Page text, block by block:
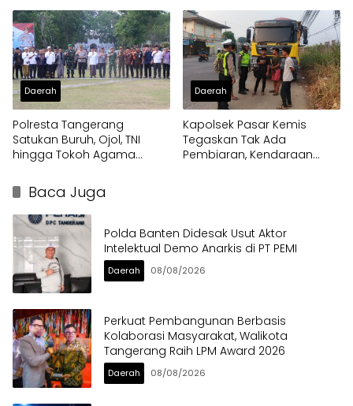
Daerah
Polresta Tangerang
Satukan Buruh, Ojol, TNI
hingga Tokoh Agama
Daerah
Kapolsek Pasar Kemis
Tegaskan Tak Ada
Pembiaran, Kendaraan
Baca Juga
Polda Banten Didesak Usut Aktor
Intelektual Demo Anarkis di PT PEMI
Daerah 08/08/2026
Perkuat Pembangunan Berbasis
Kolaborasi Masyarakat, Walikota
Tangerang Raih LPM Award 2026
Daerah 08/08/2026